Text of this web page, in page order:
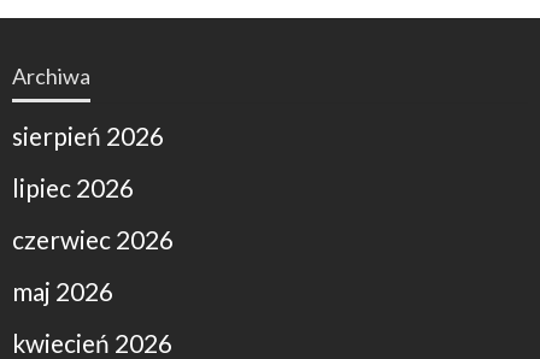
Archiwa
sierpień 2026
lipiec 2026
czerwiec 2026
maj 2026
kwiecień 2026